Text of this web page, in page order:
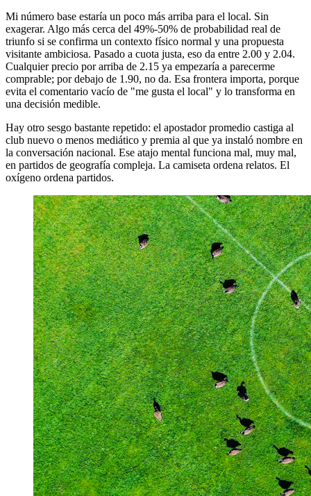
Mi número base estaría un poco más arriba para el local. Sin
exagerar. Algo más cerca del 49%-50% de probabilidad real de
triunfo si se confirma un contexto físico normal y una propuesta
visitante ambiciosa. Pasado a cuota justa, eso da entre 2.00 y 2.04.
Cualquier precio por arriba de 2.15 ya empezaría a parecerme
comprable; por debajo de 1.90, no da. Esa frontera importa, porque
evita el comentario vacío de "me gusta el local" y lo transforma en
una decisión medible.
Hay otro sesgo bastante repetido: el apostador promedio castiga al
club nuevo o menos mediático y premia al que ya instaló nombre en
la conversación nacional. Ese atajo mental funciona mal, muy mal,
en partidos de geografía compleja. La camiseta ordena relatos. El
oxígeno ordena partidos.